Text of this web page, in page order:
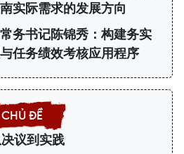
实际需求的发展方向
务书记陈锦秀：构建务实
任务绩效考核应用程序
议到实践